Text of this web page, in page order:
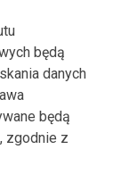
będą
danych
będą
zgodnie z